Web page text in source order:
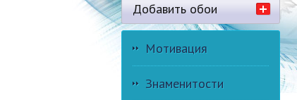
Добавить обои
Мотивация
Знаменитости